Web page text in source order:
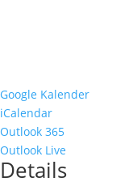
Google Kalender
iCalendar
Outlook 365
Outlook Live
Details